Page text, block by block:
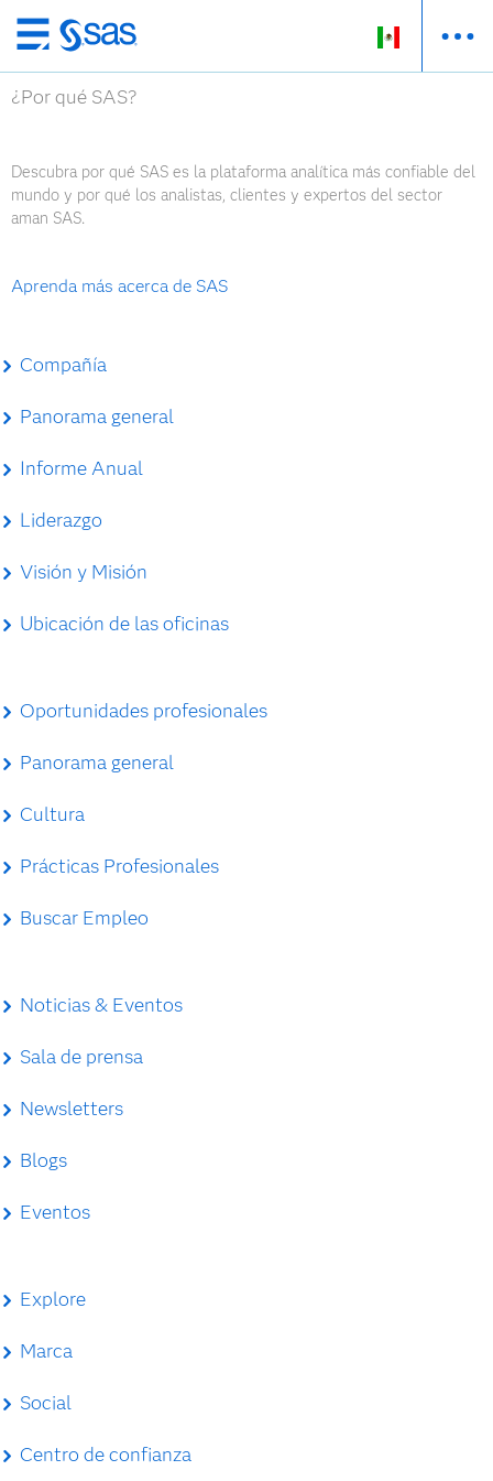
Ir
al
contenido
¿Por qué SAS?
Descubra por qué SAS es la plataforma analítica más confiable del
mundo y por qué los analistas, clientes y expertos del sector
aman SAS.
Aprenda más acerca de SAS
Compañía
Panorama general
Informe Anual
Liderazgo
Visión y Misión
Ubicación de las oficinas
Oportunidades profesionales
Panorama general
Cultura
Prácticas Profesionales
Buscar Empleo
Noticias & Eventos
Sala de prensa
Newsletters
Blogs
Eventos
Explore
Marca
Social
Centro de confianza